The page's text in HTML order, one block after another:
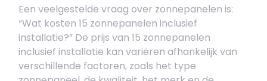
Een veelgestelde vraag over zonnepanelen is:
“Wat kosten 15 zonnepanelen inclusief
installatie?” De prijs van 15 zonnepanelen
inclusief installatie kan variëren afhankelijk van
verschillende factoren, zoals het type